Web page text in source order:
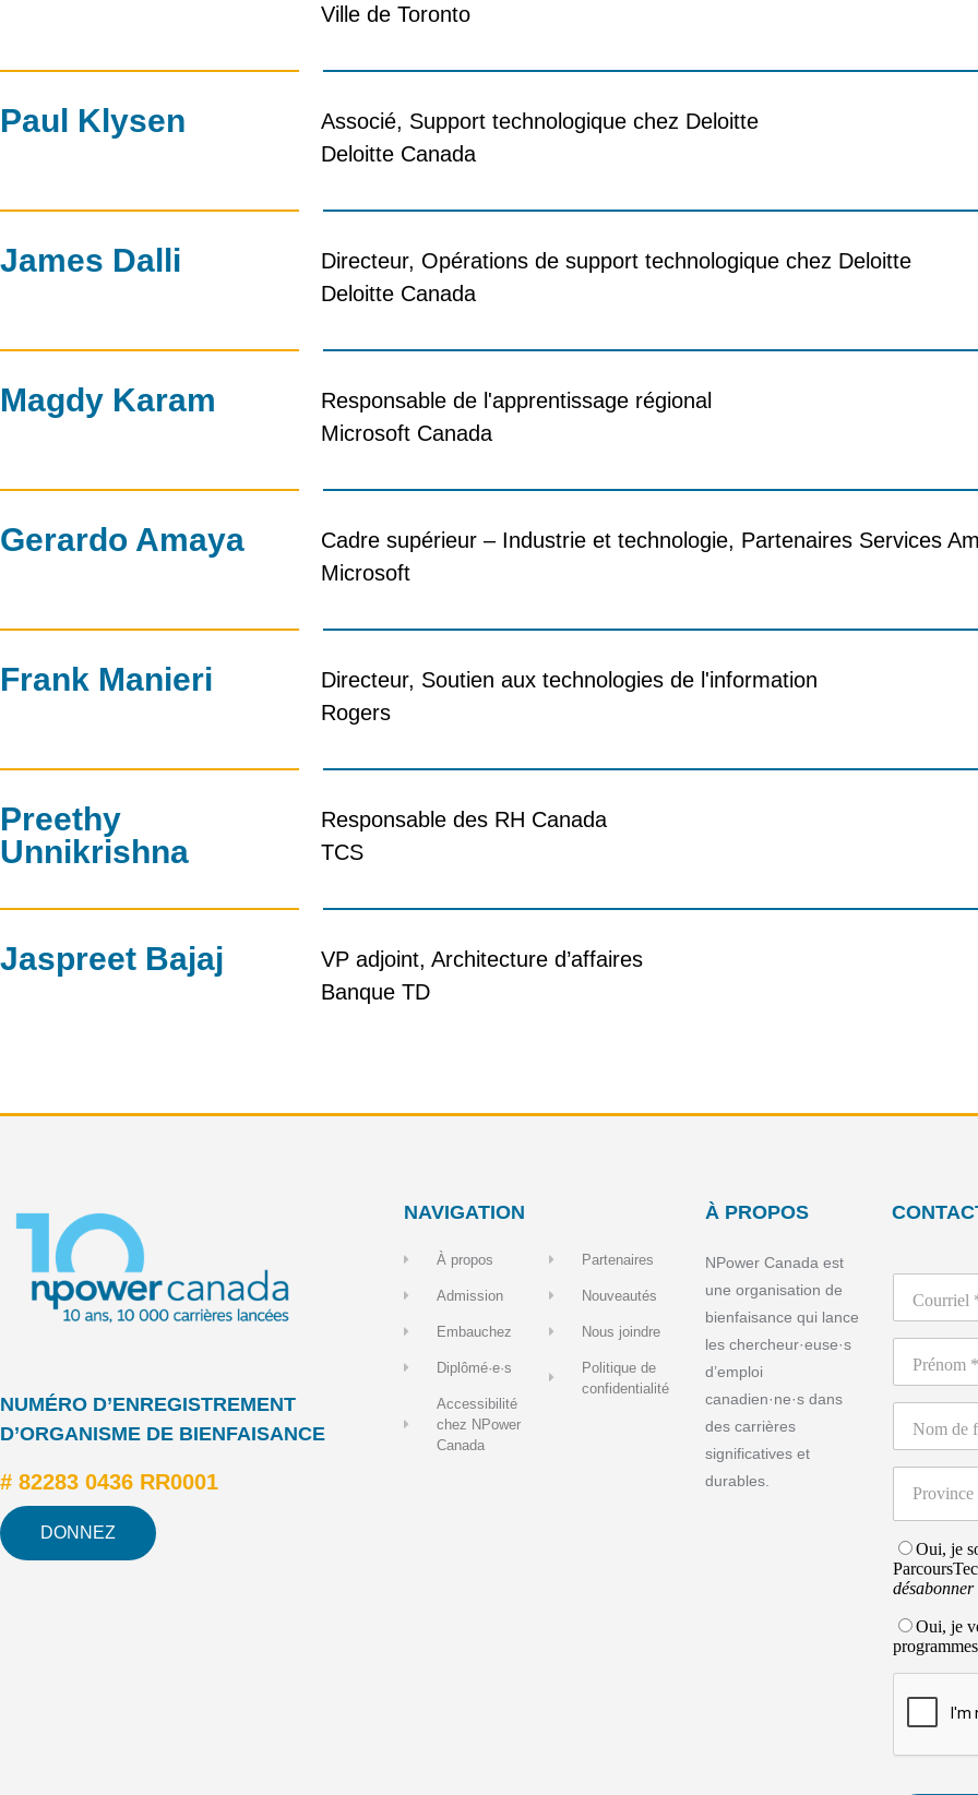
Ville de Toronto
Paul Klysen
Associé, Support technologique chez Deloitte
Deloitte Canada
James Dalli
Directeur, Opérations de support technologique chez Deloitte
Deloitte Canada
Magdy Karam
Responsable de l'apprentissage régional
Microsoft Canada
Gerardo Amaya
Cadre supérieur – Industrie et technologie, Partenaires Services
Microsoft
Frank Manieri
Directeur, Soutien aux technologies de l'information
Rogers
Preethy
Unnikrishna
Responsable des RH Canada
TCS
Jaspreet Bajaj
VP adjoint, Architecture d’affaires
Banque TD
NUMÉRO D’ENREGISTREMENT
D’ORGANISME DE BIENFAISANCE
# 82283 0436 RR0001
DONNEZ
NAVIGATION
À propos
Admission
Embauchez
Diplômé·e·s
Accessibilité
chez NPower
Canada
Partenaires
Nouveautés
Nous joindre
Politique de
confidentialité
À PROPOS
NPower Canada est
une organisation de
bienfaisance qui lance
les chercheur·euse·s
d’emploi
canadien·ne·s dans
des carrières
significatives et
durables.